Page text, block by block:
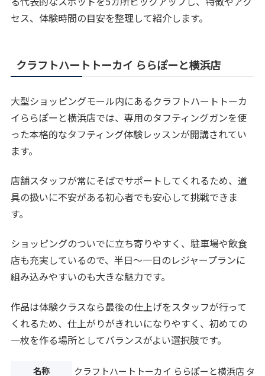
セス、体験時間の目安を整理して紹介します。
クラフトハートトーカイ ららぽーと横浜店
大型ショッピングモール内にあるクラフトハートトーカ
イららぽーと横浜店では、専用のタフティングガンを使
った本格的なタフティング体験レッスンが開講されてい
ます。
店舗スタッフが常にそばでサポートしてくれるため、道
具の扱いに不安がある初心者でも安心して挑戦できま
す。
ショッピングのついでに立ち寄りやすく、駐車場や飲食
店も充実しているので、半日〜一日のレジャープランに
組み込みやすいのも大きな魅力です。
作品は体験クラスなら最後の仕上げをスタッフが行って
くれるため、仕上がりがきれいになりやすく、初めての
一枚を作る場所としてバランスがよい選択肢です。
名称 クラフトハートトーカイ ららぽーと横浜店 タ